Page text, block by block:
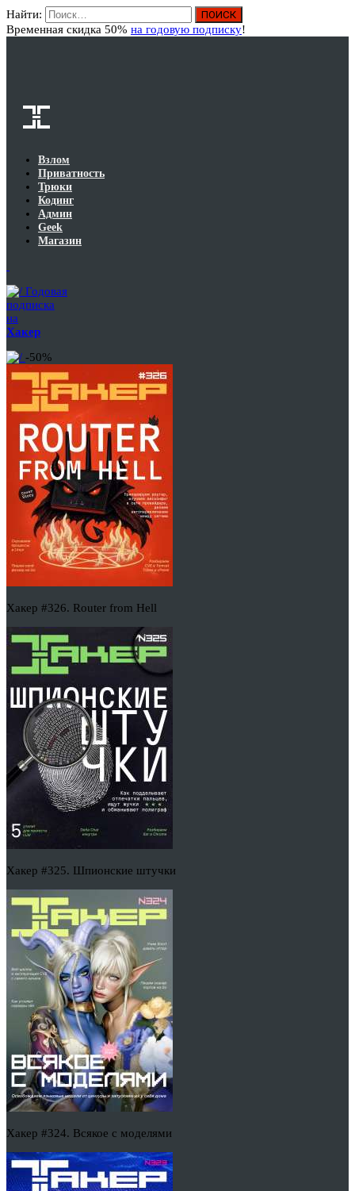
Найти:
Временная скидка 50% на годовую подписку!
Взлом
Приватность
Трюки
Кодинг
Админ
Geek
Магазин
Годовая
подписка
на
Хакер
-50%
Хакер #326. Router from Hell
Хакер #325. Шпионские штучки
Хакер #324. Всякое с моделями